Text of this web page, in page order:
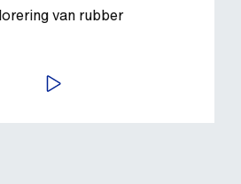
van rubber
BEKIJK VIDEO